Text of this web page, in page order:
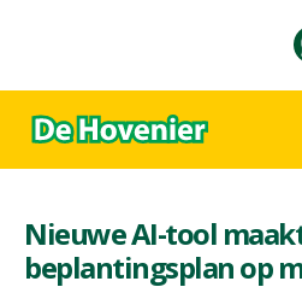
Nieuwe AI-tool
beplantingsplan op